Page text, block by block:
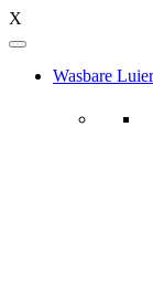
X
Wasbare